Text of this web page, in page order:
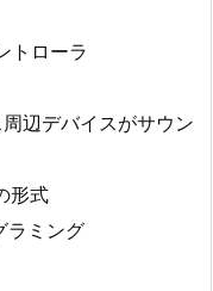
トローラ
辺デバイスがサウン
形式
ラミング